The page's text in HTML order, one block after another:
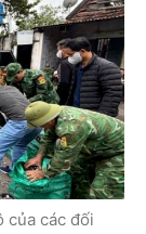
của các đối